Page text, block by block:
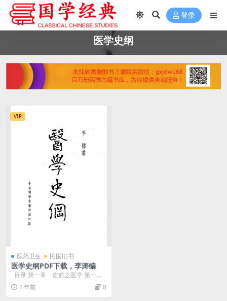
登录
医学史纲
VIP
医药卫生 民国旧书
医学史纲PDF下载，李涛编
目录 第一章 史前之医学 第一节
医药之起源 第二节 ...
1 年前 8